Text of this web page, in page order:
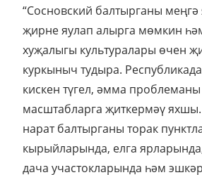
“Сосновский балтырганы меңгә
җирне яулап алырга мөмкин
хуҗалыгы культуралары өчен
куркыныч тудыра.
кискен түгел, әмма проблеманы
масштабларга җиткермәү яхшы.
нарат балтырганы торак
кырыйларында, елга
дача участокларында һәм